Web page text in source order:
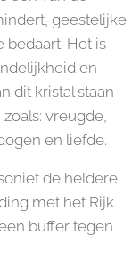
geestelijke
bedaart. Het is
en
dit kristal staan
vreugde,
en liefde.
de heldere
met het Rijk
buffer tegen